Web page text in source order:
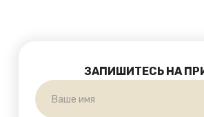
ЗАПИШИТЕСЬ НА